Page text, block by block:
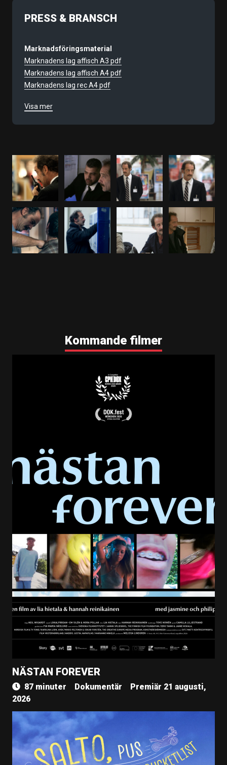
PRESS & BRANSCH
Marknadsföringsmaterial
Marknadens lag affisch A3 pdf
Marknadens lag affisch A4 pdf
Marknadens lag rec A4 pdf
Filmnummer
9723
Visa mer
Kommande filmer
NÄSTAN FOREVER
87 minuter Dokumentär
Premiär 21 augusti,
2026